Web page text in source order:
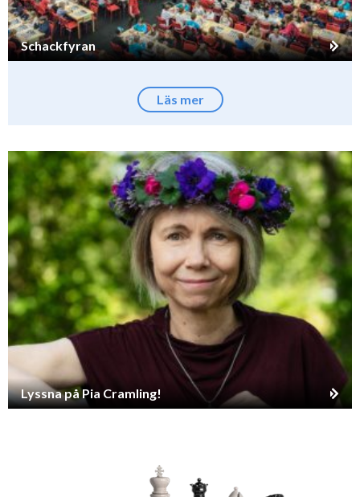
Schackfyran
Läs mer
Lyssna på Pia Cramling!